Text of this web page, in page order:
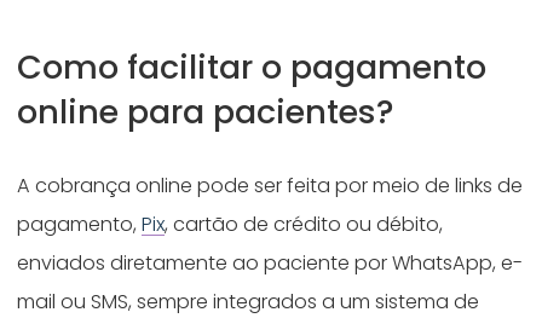
Como facilitar o pagamento
online para pacientes?
A cobrança online pode ser feita por meio de links de
pagamento,Pix, cartão de crédito ou débito,
enviados diretamente ao paciente por WhatsApp, e-
mail ou SMS, sempre integrados a um sistema de